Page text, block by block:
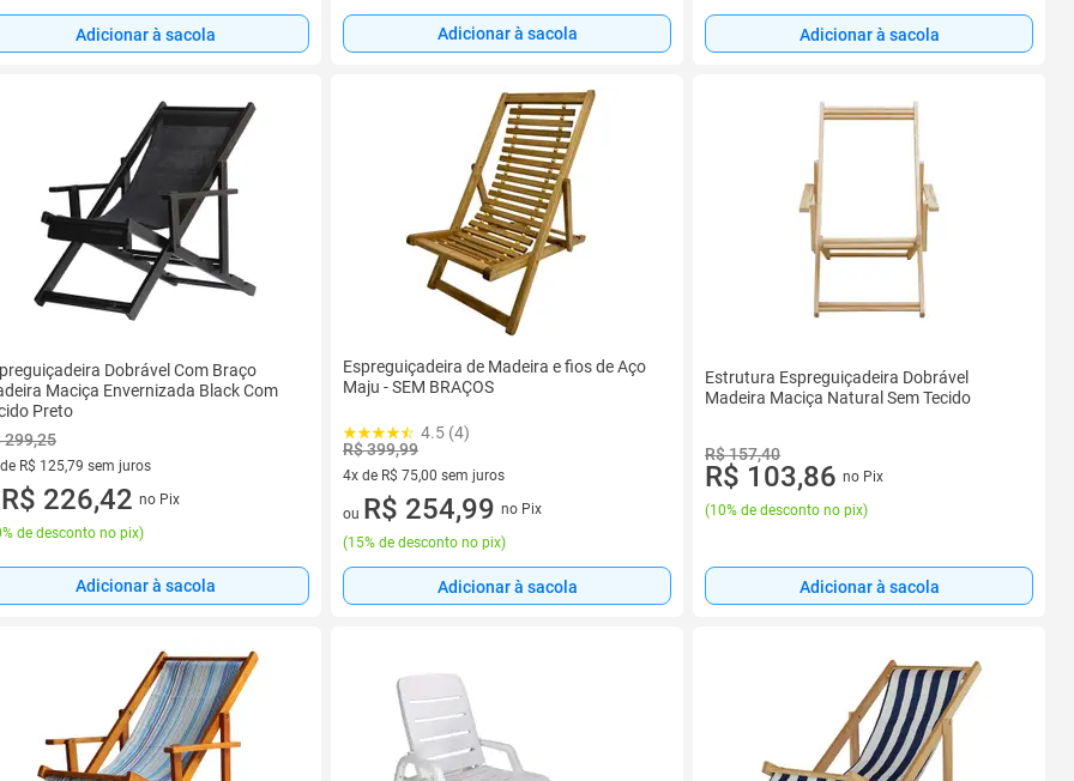
Adicionar à sacola Adicionar à sacola Adicionar à sacola
Dobrável Com Braço
Maciça Envernizada Black Com
Preto
299,25
R$ 125,79 sem juros
de R$ 125,79 sem juros
R$ 226,42 no Pix
de desconto no pix)
Adicionar à sacola
Espreguiçadeira de Madeira e fios de Aço
Maju - SEM BRAÇOS
4.5 (4)
R$ 399,99
4x de R$ 75,00 sem juros
4 vez de R$ 75,00 sem juros
ou R$ 254,99 no Pix
(15% de desconto no pix)
Adicionar à sacola
Estrutura Espreguiçadeira Dobrável
Madeira Maciça Natural Sem Tecido
R$ 157,40
R$ 103,86 no Pix
(10% de desconto no pix)
Adicionar à sacola